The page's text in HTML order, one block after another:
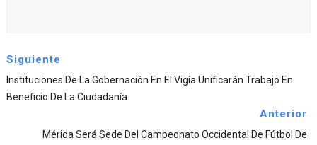
Siguiente
Instituciones De La Gobernación En El Vigía Unificarán Trabajo En
Beneficio De La Ciudadanía
Anterior
Mérida Será Sede Del Campeonato Occidental De Fútbol De